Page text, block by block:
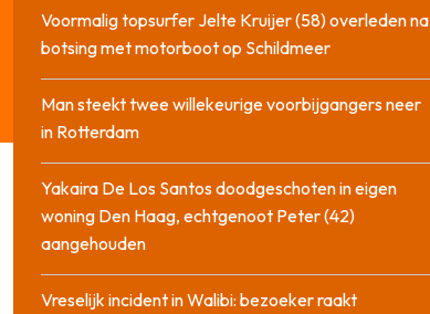
Voormalig topsurfer Jelte Kruijer (58) overleden na
botsing met motorboot op Schildmeer
Man steekt twee willekeurige voorbijgangers neer
in Rotterdam
Yakaira De Los Santos doodgeschoten in eigen
woning Den Haag, echtgenoot Peter (42)
aangehouden
Vreselijk incident in Walibi: bezoeker raakt